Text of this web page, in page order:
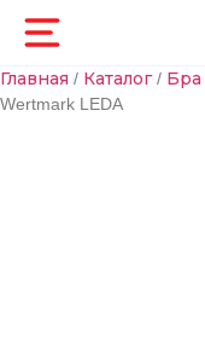
Главная / Каталог/ Бра
Wertmark LEDA